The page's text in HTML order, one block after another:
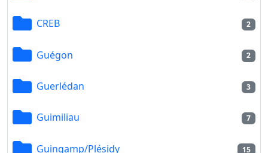
CREB 2
Guégon 2
Guerlédan 3
Guimiliau 7
Guingamp/Plésidy 15